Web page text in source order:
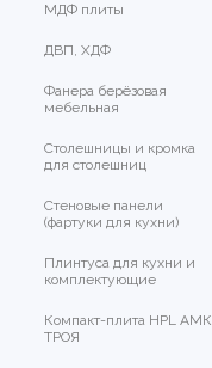
МДФ плиты
ДВП, ХДФ
Фанера берёзовая
мебельная
Столешницы и кромка
для столешниц
Стеновые панели
(фартуки для кухни)
Плинтуса для кухни и
комплектующие
Компакт-плита HPL АМК
ТРОЯ